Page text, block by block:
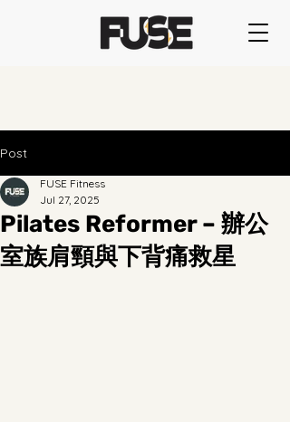
Post
Pilates Reformer – 辦公
室族肩頸與下背痛救星
FUSE Fitness
Jul 27, 2025